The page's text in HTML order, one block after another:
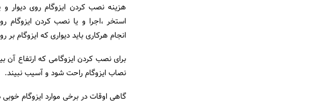
هزینه نصب کردن ایزوگام روی دیوار و
استخر ،اجرا و یا نصب کردن ایزوگام
انجام هرکاری باید دیواری که
نصاب ایزوگام راحت شود و آسیب نبیند.
گاهی اوقات در برخی موارد ایزوگام